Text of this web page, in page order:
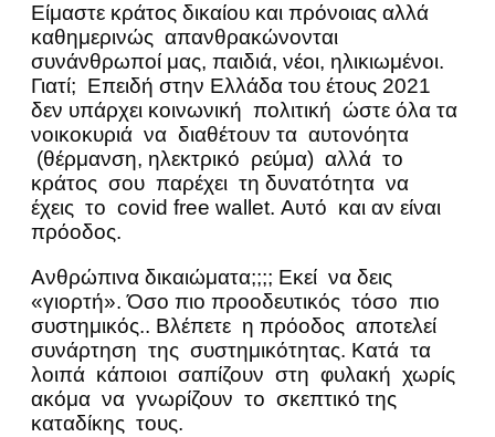
Είμαστε κράτος δικαίου και πρόνοιας αλλά
καθημερινώς απανθρακώνονται
συνάνθρωποί μας, παιδιά, νέοι, ηλικιωμένοι.
Γιατί; Επειδή στην Ελλάδα του έτους 2021
δεν υπάρχει κοινωνική πολιτική ώστε όλα τα
νοικοκυριά να διαθέτουν τα αυτονόητα
(θέρμανση, ηλεκτρικό ρεύμα) αλλά το
κράτος σου παρέχει τη δυνατότητα να
έχεις το covid free wallet. Αυτό και αν είναι
πρόοδος.
Ανθρώπινα δικαιώματα;;;; Εκεί να δεις
«γιορτή». Όσο πιο προοδευτικός τόσο πιο
συστημικός.. Βλέπετε η πρόοδος αποτελεί
συνάρτηση της συστημικότητας. Κατά τα
λοιπά κάποιοι σαπίζουν στη φυλακή χωρίς
ακόμα να γνωρίζουν το σκεπτικό της
καταδίκης τους.